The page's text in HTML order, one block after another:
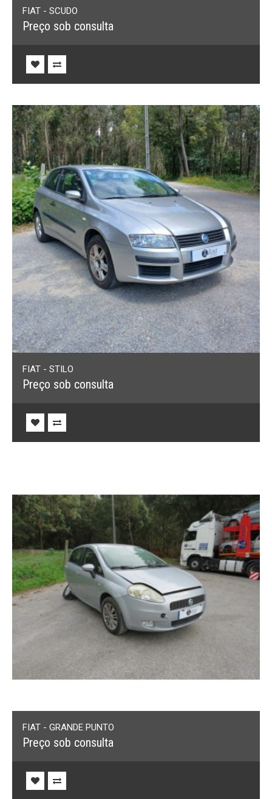
FIAT - SCUDO
Preço sob consulta
FIAT - STILO
Preço sob consulta
FIAT - GRANDE PUNTO
Preço sob consulta